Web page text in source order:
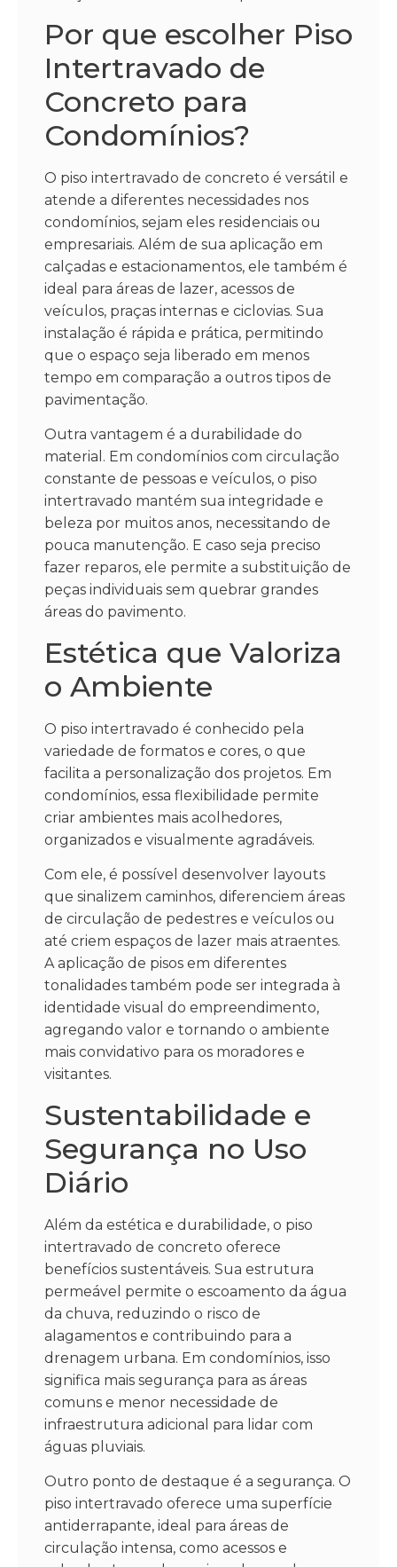
Por que escolher Piso
Intertravado de
Concreto para
Condomínios?
O piso intertravado de concreto é versátil e
atende a diferentes necessidades nos
condomínios, sejam eles residenciais ou
empresariais. Além de sua aplicação em
calçadas e estacionamentos, ele também é
ideal para áreas de lazer, acessos de
veículos, praças internas e ciclovias. Sua
instalação é rápida e prática, permitindo
que o espaço seja liberado em menos
tempo em comparação a outros tipos de
pavimentação.
Outra vantagem é a durabilidade do
material. Em condomínios com circulação
constante de pessoas e veículos, o piso
intertravado mantém sua integridade e
beleza por muitos anos, necessitando de
pouca manutenção. E caso seja preciso
fazer reparos, ele permite a substituição de
peças individuais sem quebrar grandes
áreas do pavimento.
Estética que Valoriza
o Ambiente
O piso intertravado é conhecido pela
variedade de formatos e cores, o que
facilita a personalização dos projetos. Em
condomínios, essa flexibilidade permite
criar ambientes mais acolhedores,
organizados e visualmente agradáveis.
Com ele, é possível desenvolver layouts
que sinalizem caminhos, diferenciem áreas
de circulação de pedestres e veículos ou
até criem espaços de lazer mais atraentes.
A aplicação de pisos em diferentes
tonalidades também pode ser integrada à
identidade visual do empreendimento,
agregando valor e tornando o ambiente
mais convidativo para os moradores e
visitantes.
Sustentabilidade e
Segurança no Uso
Diário
Além da estética e durabilidade, o piso
intertravado de concreto oferece
benefícios sustentáveis. Sua estrutura
permeável permite o escoamento da água
da chuva, reduzindo o risco de
alagamentos e contribuindo para a
drenagem urbana. Em condomínios, isso
significa mais segurança para as áreas
comuns e menor necessidade de
infraestrutura adicional para lidar com
águas pluviais.
Outro ponto de destaque é a segurança. O
piso intertravado oferece uma superfície
antiderrapante, ideal para áreas de
circulação intensa, como acessos e